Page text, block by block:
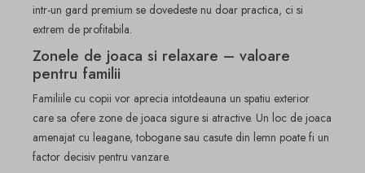
intr-un gard premium se dovedeste nu doar practica, ci si
extrem de profitabila.
Zonele de joaca si relaxare – valoare
pentru familii
Familiile cu copii vor aprecia intotdeauna un spatiu exterior
care sa ofere zone de joaca sigure si atractive. Un loc de joaca
amenajat cu leagane, tobogane sau casute din lemn poate fi un
factor decisiv pentru vanzare.